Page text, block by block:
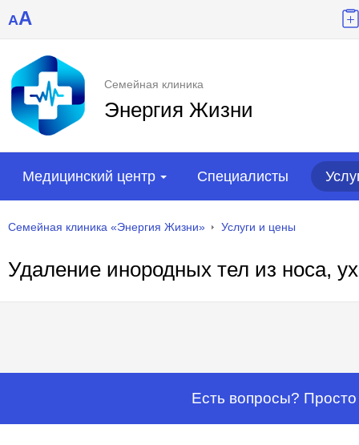
AA
Семейная клиника
Энергия Жизни
Медицинский центр Специалисты
Семейная клиника «Энергия Жизни» Услуги и цены
Удаление инородных тел из носа,
Есть вопросы?